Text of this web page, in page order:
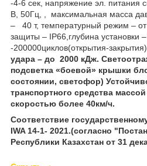
-4-6 сек, напряжение эл. питания
В, 50Гц, , максимальная масса
– 40 т, температурный режим –
защиты – IP66,глубина установки
-200000циклов(открытия-закрытия).
удара – до 2000 кДж.
подсветка «боевой» крышки
состоянии, светофор)
транспортного средства
скоростью более 40км/ч.
Соответствие
IWA 14-1- 2021.(согласно
Республики Казахстан от 31